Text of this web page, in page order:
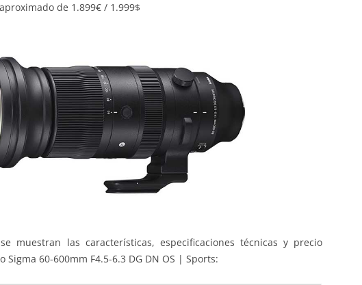
de 1.899€ / 1.999$
muestran las características, especificaciones técnicas y precio
60-600mm F4.5-6.3 DG DN OS | Sports: